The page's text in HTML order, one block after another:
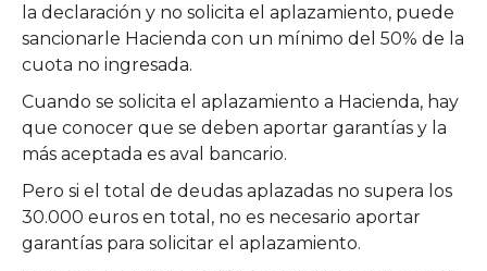
la declaración y no solicita el aplazamiento, puede
sancionarle Hacienda con un mínimo del 50% de la
cuota no ingresada.
Cuando se solicita el aplazamiento a Hacienda, hay
que conocer que se deben aportar garantías y la
más aceptada es aval bancario.
Pero si el total de deudas aplazadas no supera los
30.000 euros en total, no es necesario aportar
garantías para solicitar el aplazamiento.